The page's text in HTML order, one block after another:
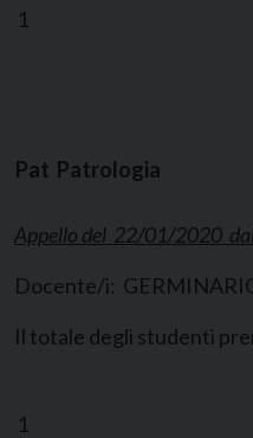
1
Pat Patrologia
Appello del 22/01/2020
Docente/i:
Il totale degli studenti
1